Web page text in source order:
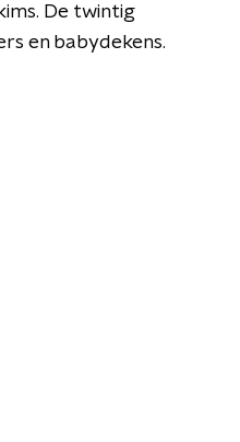
De twintig
en babydekens.